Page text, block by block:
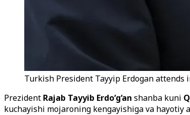
Turkish President Tayyip Erdogan
Prezident Rajab Tayyib Erdo‘g‘an shanba kuni
kuchayishi mojaroning kengayishiga va hayotiy